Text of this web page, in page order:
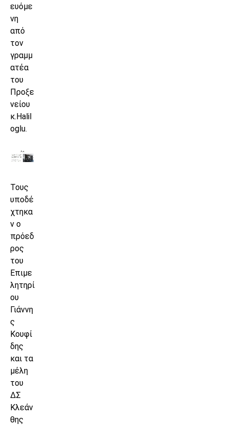
ευόμε
νη
από
τον
γραμμ
ατέα
του
Προξε
νείου
κ.Halil
oglu.
Τους
υποδέ
χτηκα
ν ο
πρόεδ
ρος
του
Επιμε
λητηρί
ου
Γιάννη
ς
Κουφί
δης
και τα
μέλη
του
ΔΣ
Κλεάν
θης